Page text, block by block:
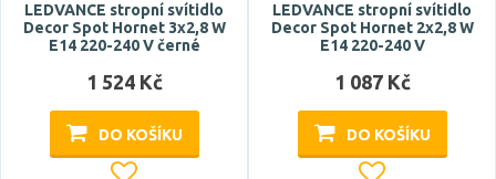
LEDVANCE stropní svítidlo
Decor Spot Hornet 3x2,8 W
E14 220-240 V černé
1 524 Kč
DO KOŠÍKU
LEDVANCE stropní svítidlo
Decor Spot Hornet 2x2,8 W
E14 220-240 V
1 087 Kč
DO KOŠÍKU